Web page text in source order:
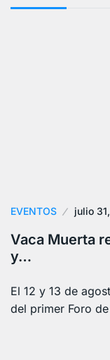
EVENTOS julio
Vaca Muerta
y…
El 12 y 13 de
del primer Foro